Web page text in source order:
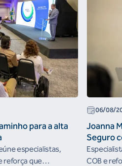
para a alta
especialistas,
reforça que
06/08/
Joanna
Seguro
COB e